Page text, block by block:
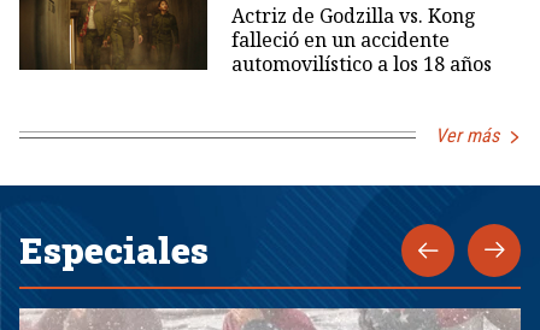
Actriz de Godzilla vs. Kong
falleció en un accidente
automovilístico a los 18 años
Ver más
Especiales